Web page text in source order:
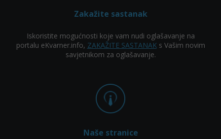
Zakažite sastanak
Iskoristite mogućnosti koje vam nudi oglašavanje na
portalu eKvarner.info, ZAKAŽITE SASTANAKs Vašim novim
savjetnikom za oglašavanje.
Naše stranice